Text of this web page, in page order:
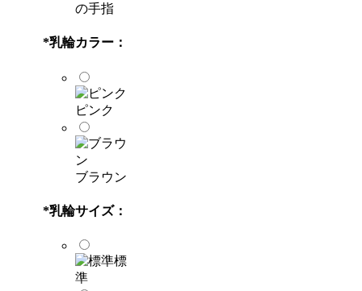
の手指
*乳輪カラー：
ピンク
ブラウン
*乳輪サイズ：
標
準